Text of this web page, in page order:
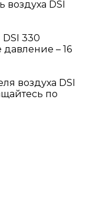
DSI
330
давление – 16
воздуха DSI
по